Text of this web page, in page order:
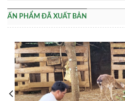
ẤN PHẨM ĐÃ XUẤT BẢN